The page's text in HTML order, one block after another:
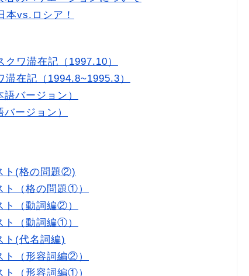
本vs.ロシア！
クワ滞在記（1997.10）
滞在記（1994.8~1995.3）
バージョン）
ージョン）
ト(格の問題②)
ト（格の問題①）
ト（動詞編②）
ト（動詞編①）
ト(代名詞編)
ト（形容詞編②）
ト（形容詞編①）